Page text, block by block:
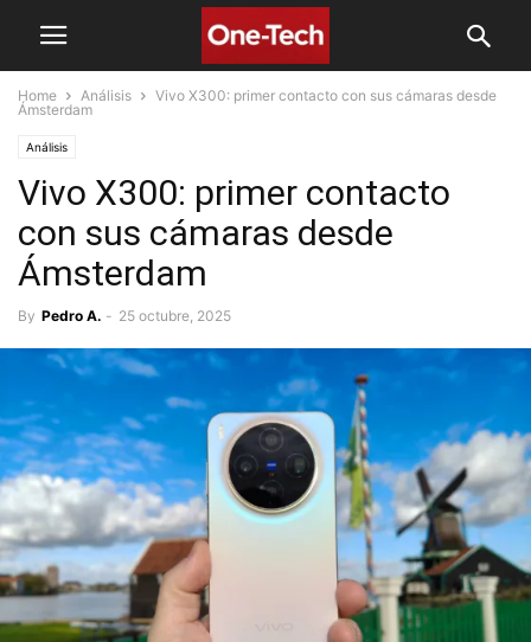
Home Análisis
Vivo X300: primer contacto con sus cámaras desde
Ámsterdam
Análisis
Vivo X300: primer contacto
con sus cámaras desde
Ámsterdam
By Pedro A. - 25 octubre, 2025